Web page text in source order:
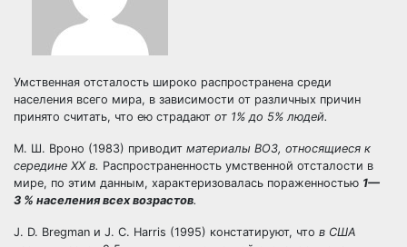
Умственная отсталость широко распространена среди
населения всего мира, в зависимости от различных причин
принято считать, что ею страдают от 1% до 5% людей.
М. Ш. Вроно (1983) приводит материалы ВОЗ, относящиеся к
середине XX в. Распространенность умственной отсталости в
мире, по этим данным, характеризовалась пораженностью 1—
3 % населения всех возрастов.
J. D. Bregman и J. C. Harris (1995) констатируют, что в США